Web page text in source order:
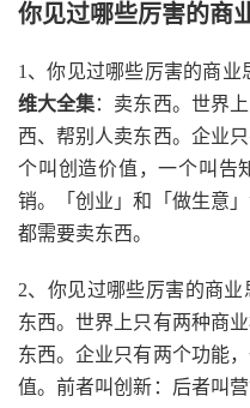
你见过哪些厉害的商
1、你见过哪些厉害的商
维大全集：卖东西。世界
西、帮别人卖东西。企业
个叫创造价值，一个叫告
销。「创业」和「做生意
都需要卖东西。
2、你见过哪些厉害的商
东西。世界上只有两种商
东西。企业只有两个功能
值。前者叫创新：后者叫